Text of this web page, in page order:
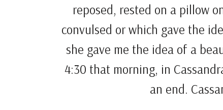
reposed, rested on a pillow
convulsed or which gave the
she gave me the idea of a
4:30 that morning, in
an end.